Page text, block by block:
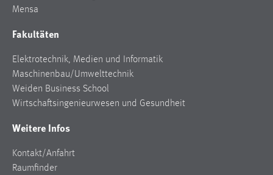
Mensa
Fakultäten
Elektrotechnik, Medien und Informatik
Maschinenbau/Umwelttechnik
Weiden Business School
Wirtschaftsingenieurwesen und Gesundheit
Weitere Infos
Kontakt/Anfahrt
Raumfinder
einloggen zu können.
Cookie Laufzeit:
24 Stunden
STATISTIK
Diese Informationen helfen uns zu verstehen, wie
unsere Besucher unsere Website nutzen.